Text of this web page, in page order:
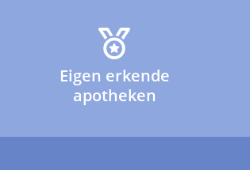
Eigen erkende
apotheken